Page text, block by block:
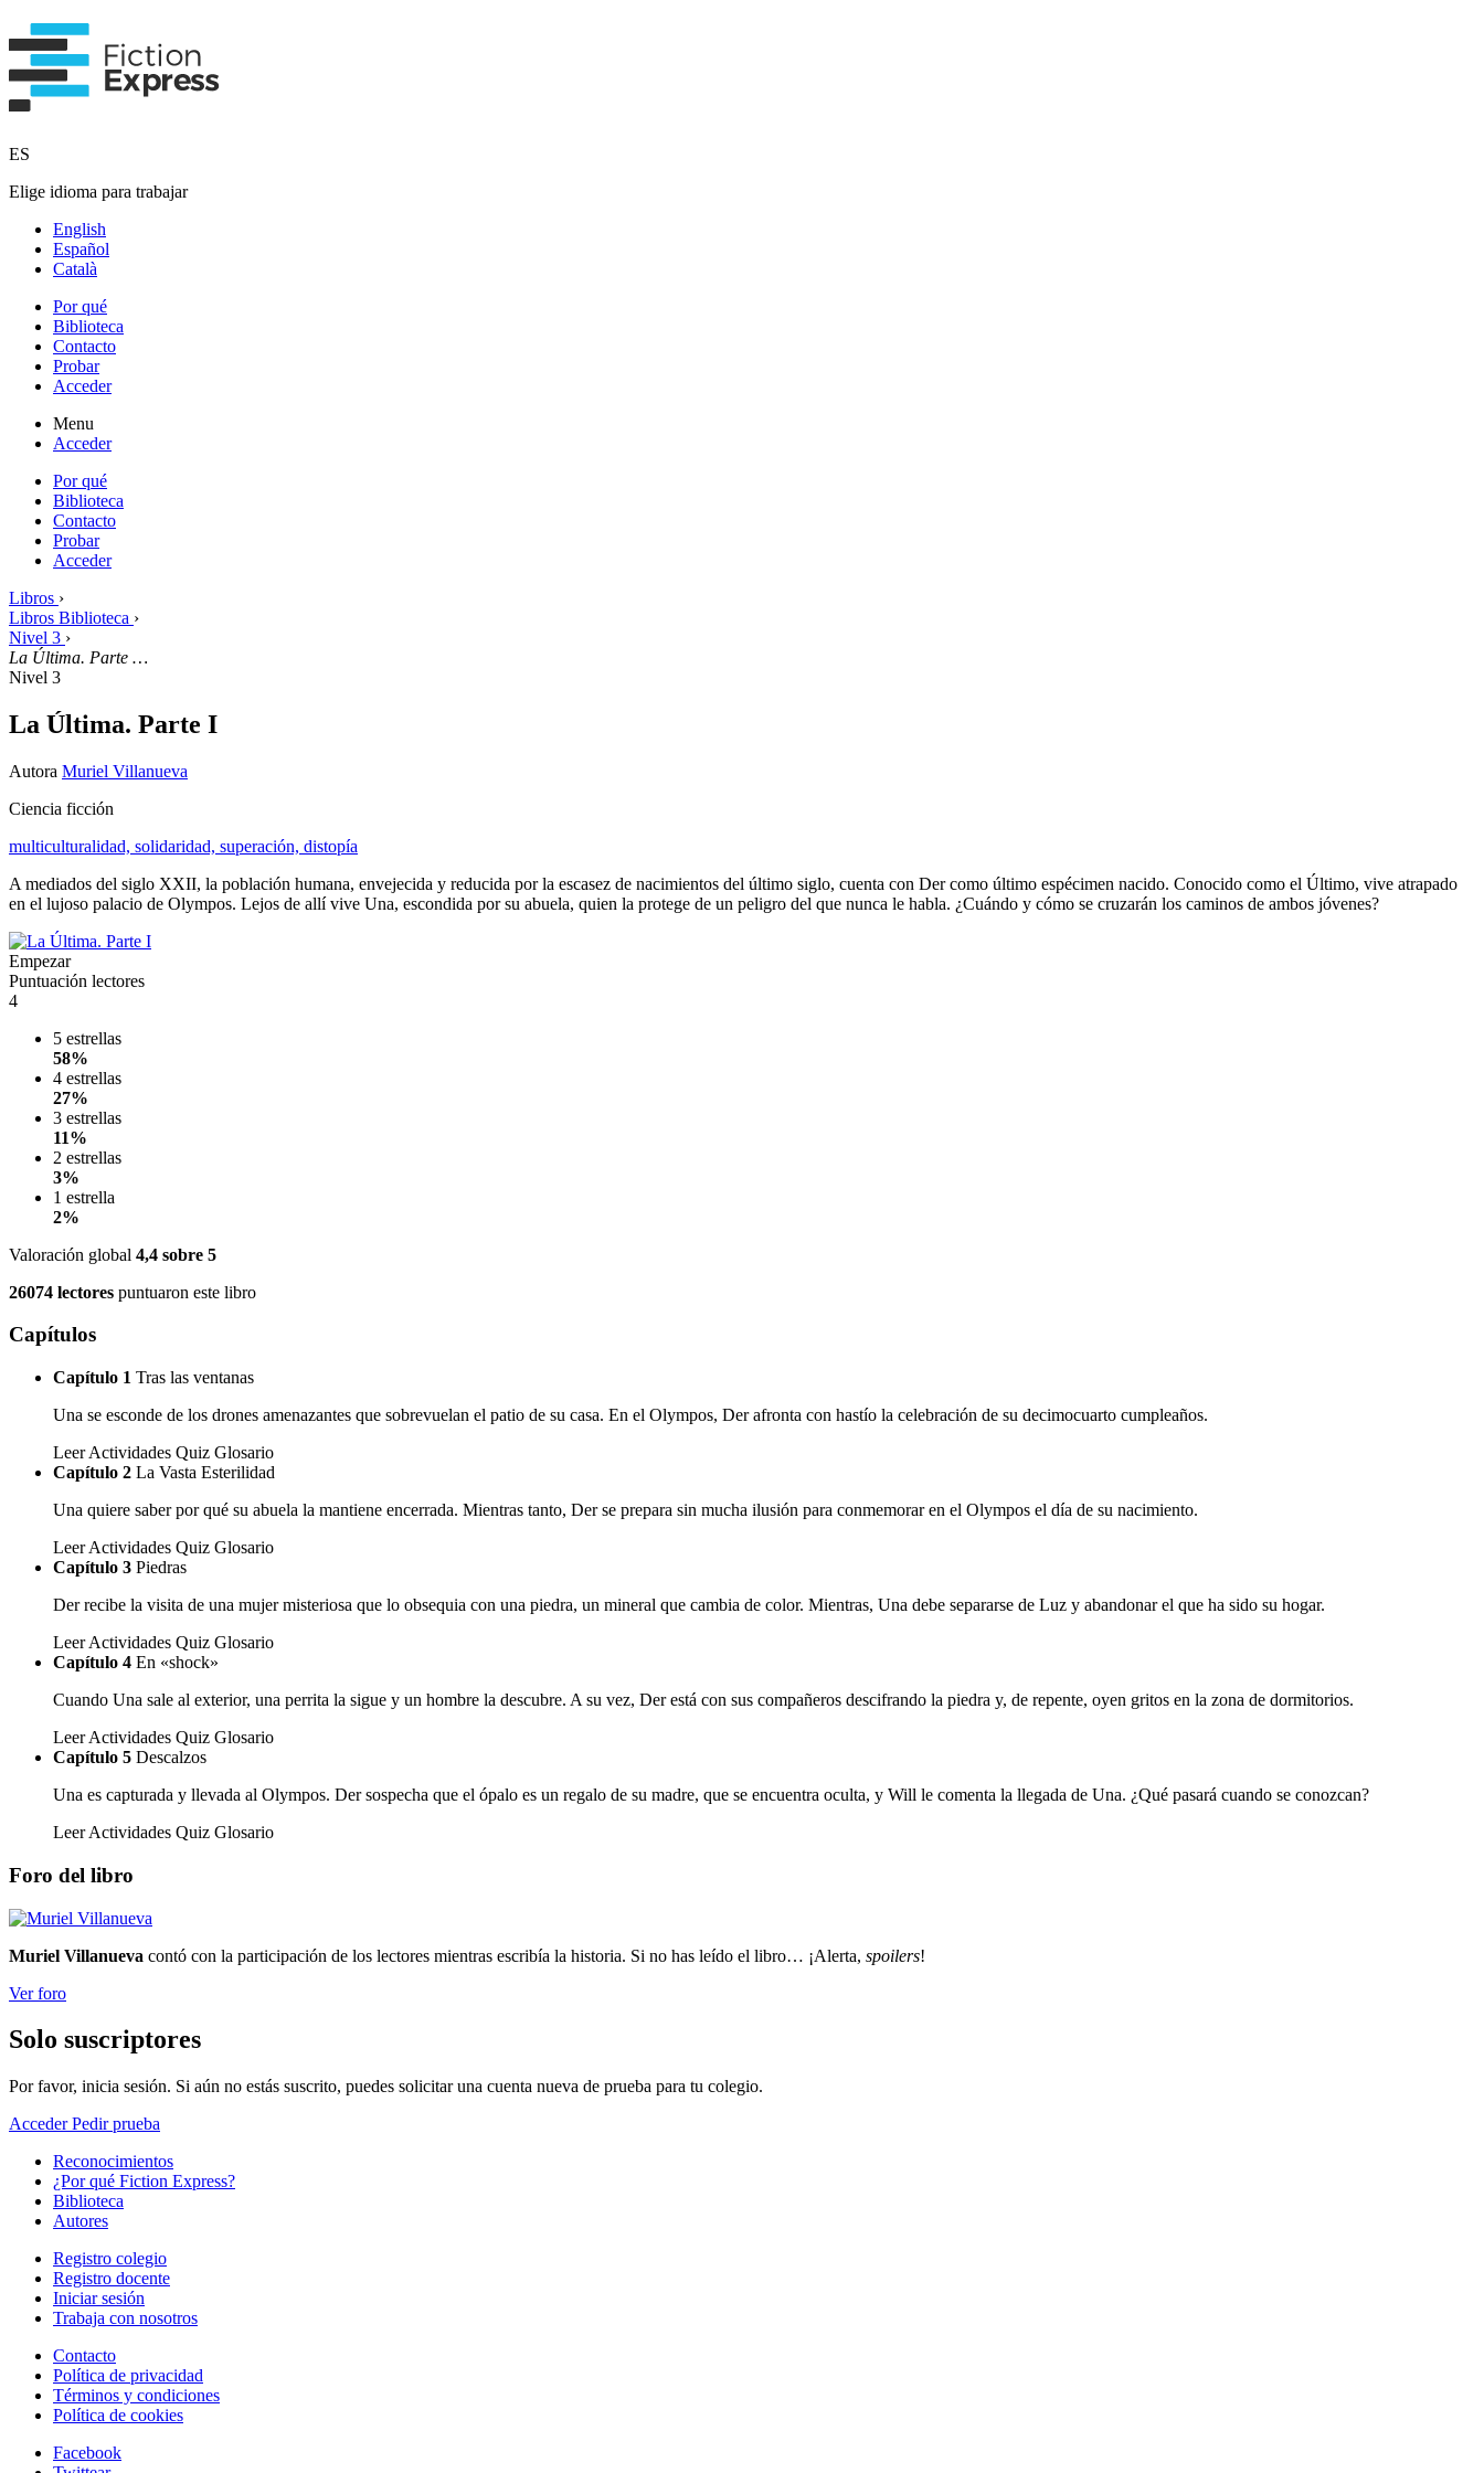
ES
Elige idioma para trabajar
English
Español
Català
Por qué
Biblioteca
Contacto
Probar
Acceder
Menu
Acceder
Por qué
Biblioteca
Contacto
Probar
Acceder
Libros ›
Libros Biblioteca ›
Nivel 3 ›
La Última. Parte …
Nivel 3
La Última. Parte I
Autora Muriel Villanueva
Ciencia ficción
multiculturalidad, solidaridad, superación, distopía
A mediados del siglo XXII, la población humana, envejecida y reducida por la escasez de nacimientos del último siglo, cuenta con Der como último espécimen nacido. Conocido como el Último, vive atrapado
en el lujoso palacio de Olympos. Lejos de allí vive Una, escondida por su abuela, quien la protege de un peligro del que nunca le habla. ¿Cuándo y cómo se cruzarán los caminos de ambos jóvenes?
Empezar
Puntuación lectores
4
5 estrellas
58%
4 estrellas
27%
3 estrellas
11%
2 estrellas
3%
1 estrella
2%
Valoración global 4,4 sobre 5
26074 lectores puntuaron este libro
Capítulos
Capítulo 1 Tras las ventanas
Una se esconde de los drones amenazantes que sobrevuelan el patio de su casa. En el Olympos, Der afronta con hastío la celebración de su decimocuarto cumpleaños.
Leer Actividades Quiz Glosario
Capítulo 2 La Vasta Esterilidad
Una quiere saber por qué su abuela la mantiene encerrada. Mientras tanto, Der se prepara sin mucha ilusión para conmemorar en el Olympos el día de su nacimiento.
Leer Actividades Quiz Glosario
Capítulo 3 Piedras
Der recibe la visita de una mujer misteriosa que lo obsequia con una piedra, un mineral que cambia de color. Mientras, Una debe separarse de Luz y abandonar el que ha sido su hogar.
Leer Actividades Quiz Glosario
Capítulo 4 En «shock»
Cuando Una sale al exterior, una perrita la sigue y un hombre la descubre. A su vez, Der está con sus compañeros descifrando la piedra y, de repente, oyen gritos en la zona de dormitorios.
Leer Actividades Quiz Glosario
Capítulo 5 Descalzos
Una es capturada y llevada al Olympos. Der sospecha que el ópalo es un regalo de su madre, que se encuentra oculta, y Will le comenta la llegada de Una. ¿Qué pasará cuando se conozcan?
Leer Actividades Quiz Glosario
Foro del libro
Muriel Villanueva contó con la participación de los lectores mientras escribía la historia. Si no has leído el libro… ¡Alerta, spoilers!
Ver foro
Solo suscriptores
Por favor, inicia sesión. Si aún no estás suscrito, puedes solicitar una cuenta nueva de prueba para tu colegio.
AccederPedir prueba
Reconocimientos
¿Por qué Fiction Express?
Biblioteca
Autores
Registro colegio
Registro docente
Iniciar sesión
Trabaja con nosotros
Contacto
Política de privacidad
Términos y condiciones
Política de cookies
Facebook